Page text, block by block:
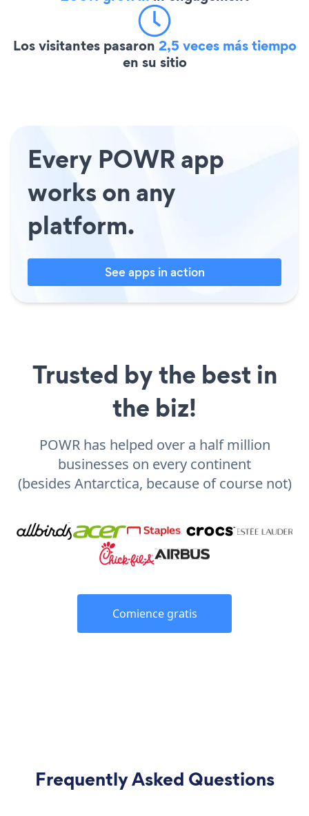
Los visitantes pasaron 2,5 veces más tiempo
en su sitio
Every POWR app
works on any
platform.
See apps in action
Trusted by the best in
the biz!
POWR has helped over a half million
businesses on every continent
(besides Antarctica, because of course not)
Comience gratis
Frequently Asked Questions